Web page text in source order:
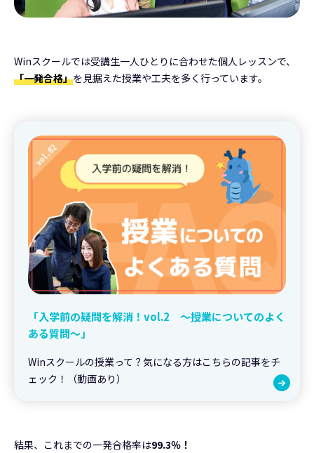
Winスクールでは受講生一人ひとりに合わせた個人レッスンで、
「一発合格」を見据えた授業や工夫を多く行っています。
「入学前の疑問を解消！vol.2 ～授業についてのよく
ある質問～」
Winスクールの授業って？気になる方はこちらの記事をチ
ェック！（動画あり）
結果、これまでの一発合格率は99.3％！